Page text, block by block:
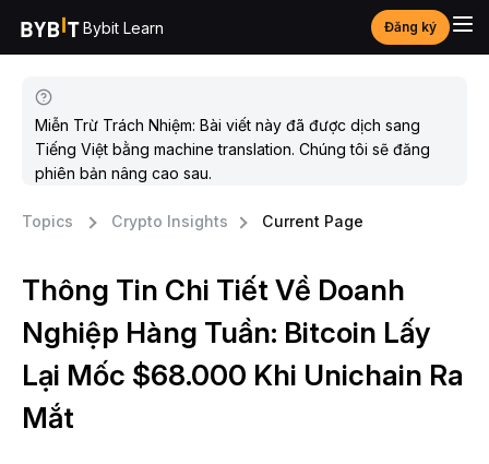
Bybit Learn Đăng ký
Miễn Trừ Trách Nhiệm: Bài viết này đã được dịch sang
Tiếng Việt bằng machine translation. Chúng tôi sẽ đăng
phiên bản nâng cao sau.
Topics Crypto Insights Current Page
Thông Tin Chi Tiết Về Doanh
Nghiệp Hàng Tuần: Bitcoin Lấy
Lại Mốc $68.000 Khi Unichain Ra
Mắt